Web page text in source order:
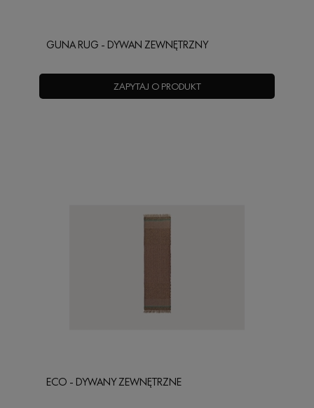
GUNA RUG - DYWAN ZEWNĘTRZNY
ZAPYTAJ O PRODUKT
ECO - DYWANY ZEWNĘTRZNE